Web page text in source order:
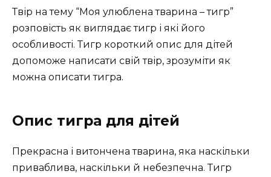
Твір на тему “Моя улюблена тварина – тигр”
розповість як виглядає тигр і які його
особливості. Тигр короткий опис для дітей
допоможе написати свій твір, зрозуміти як
можна описати тигра.
Опис тигра для дітей
Прекрасна і витончена тварина, яка наскільки
приваблива, наскільки й небезпечна. Тигр